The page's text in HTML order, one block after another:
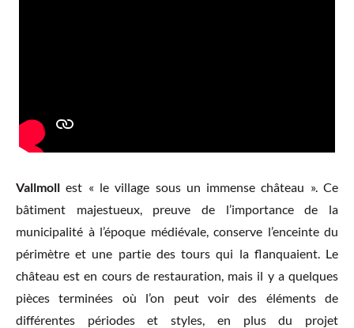
Vallmoll est « le village sous un immense château ». Ce
bâtiment majestueux, preuve de l’importance de la
municipalité à l’époque médiévale, conserve l’enceinte du
périmètre et une partie des tours qui la flanquaient. Le
château est en cours de restauration, mais il y a quelques
pièces terminées où l’on peut voir des éléments de
différentes périodes et styles, en plus du projet